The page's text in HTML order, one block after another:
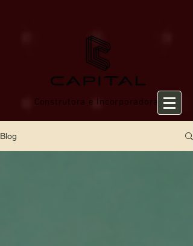
Construtora e Incorporadora
Blog